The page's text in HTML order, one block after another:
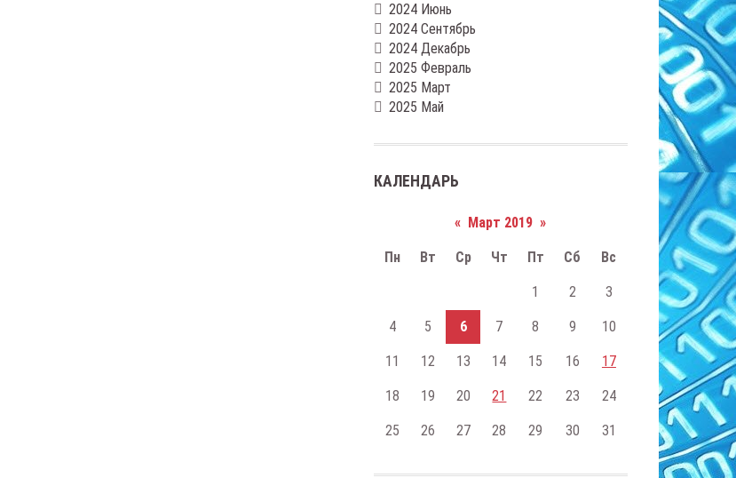
2024 Июнь
2024 Сентябрь
2024 Декабрь
2025 Февраль
2025 Март
2025 Май
КАЛЕНДАРЬ
« Март 2019 »
Пн Вт Ср Чт Пт Сб Вс
1 2 3
4 5 6 7 8 9 10
11 12 13 14 15 16 17
18 19 20 21 22 23 24
25 26 27 28 29 30 31